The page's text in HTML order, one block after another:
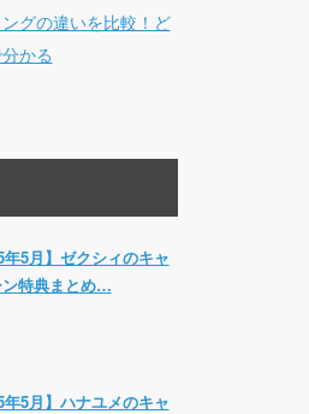
グの違いを比較！ど
かる
年5月】ゼクシィのキャ
ン特典まとめ…
年5月】ハナユメのキャ